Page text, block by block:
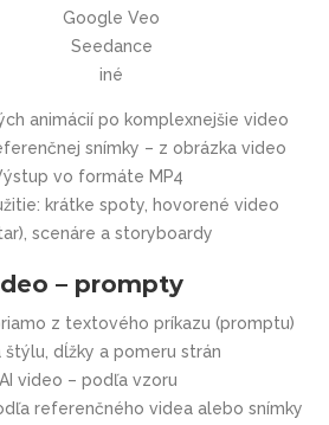
Google Veo
Seedance
iné
animácií po komplexnejšie video
snímky – z obrázka video
vo formáte MP4
krátke spoty, hovorené video
scenáre a storyboardy
– prompty
z textového príkazu (promptu)
štýlu, dĺžky a pomeru strán
AI video – podľa vzoru
referenčného videa alebo snímky